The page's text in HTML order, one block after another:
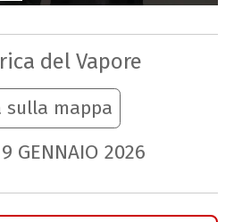
del Vapore
sulla mappa
GENNAIO 2026